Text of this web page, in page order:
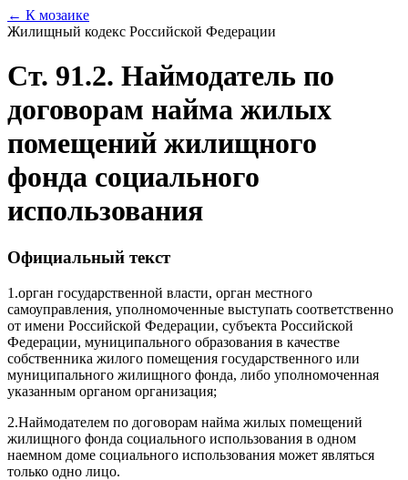
← К мозаике
Жилищный кодекс Российской Федерации
Ст. 91.2. Наймодатель по
договорам найма жилых
помещений жилищного
фонда социального
использования
Официальный текст
1.орган государственной власти, орган местного
самоуправления, уполномоченные выступать соответственно
от имени Российской Федерации, субъекта Российской
Федерации, муниципального образования в качестве
собственника жилого помещения государственного или
муниципального жилищного фонда, либо уполномоченная
указанным органом организация;
2.Наймодателем по договорам найма жилых помещений
жилищного фонда социального использования в одном
наемном доме социального использования может являться
только одно лицо.